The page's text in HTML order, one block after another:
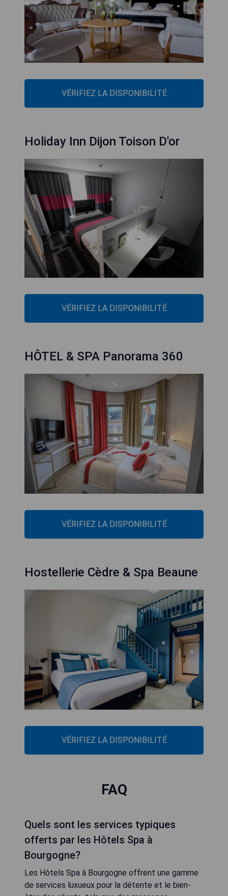
VÉRIFIEZ LA DISPONIBILITÉ
Holiday Inn Dijon Toison D'or
VÉRIFIEZ LA DISPONIBILITÉ
HÔTEL & SPA Panorama 360
VÉRIFIEZ LA DISPONIBILITÉ
Hostellerie Cèdre & Spa Beaune
VÉRIFIEZ LA DISPONIBILITÉ
FAQ
Quels sont les services typiques
offerts par les Hôtels Spa à
Bourgogne?
Les Hôtels Spa à Bourgogne offrent une gamme
de services luxueux pour la détente et le bien-